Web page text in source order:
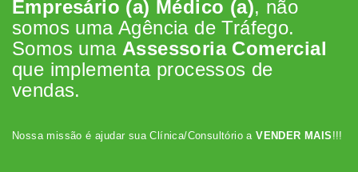
Empresário (a) Médico (a), não
somos uma Agência de Tráfego.
Somos uma Assessoria Comercial
que implementa processos de
vendas.
Nossa missão é ajudar sua Clínica/Consultório aVENDER MAIS !!!